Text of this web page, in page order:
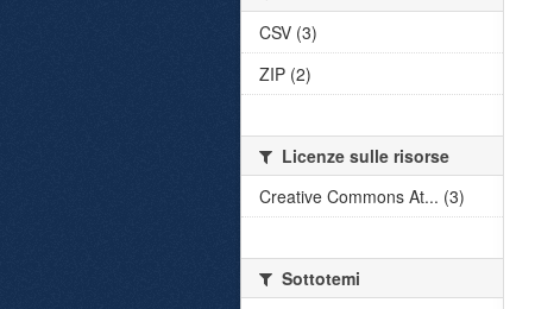
CSV (3)
ZIP (2)
Licenze sulle risorse
Creative Commons At... (3)
Sottotemi